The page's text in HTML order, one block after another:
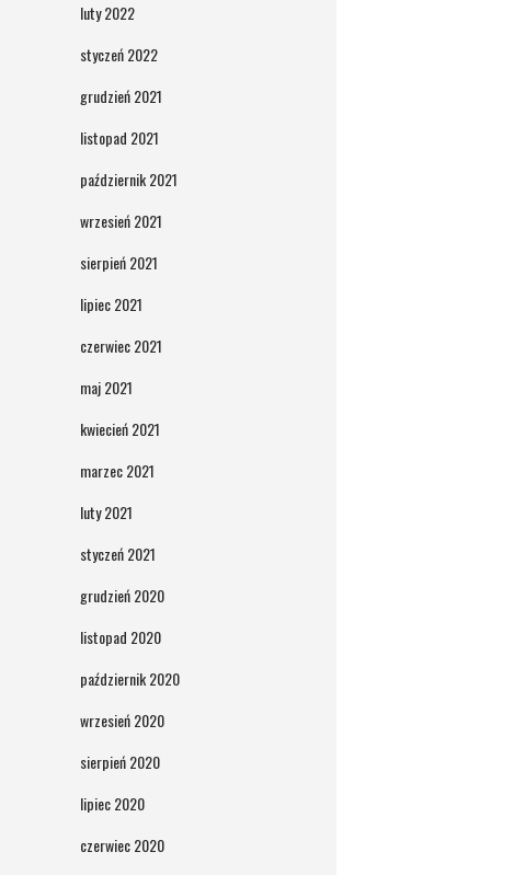
luty 2022
styczeń 2022
grudzień 2021
listopad 2021
październik 2021
wrzesień 2021
sierpień 2021
lipiec 2021
czerwiec 2021
maj 2021
kwiecień 2021
marzec 2021
luty 2021
styczeń 2021
grudzień 2020
listopad 2020
październik 2020
wrzesień 2020
sierpień 2020
lipiec 2020
czerwiec 2020